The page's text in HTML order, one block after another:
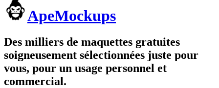
ApeMockups
Des milliers de maquettes gratuites
soigneusement sélectionnées juste pour
vous, pour un usage personnel et
commercial.